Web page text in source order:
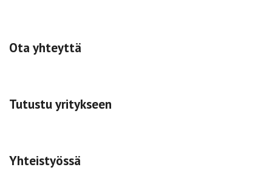
Ota yhteyttä
Tutustu yritykseen
Yhteistyössä